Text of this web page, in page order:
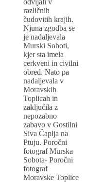
različnih
čudovitih krajih.
Njuna zgodba se
je nadaljevala
Murski Soboti,
kjer sta imela
cerkveni in civilni
obred. Nato pa
nadaljevala v
Moravskih
Toplicah in
zaključila z
nepozabno
zabavo v Gostilni
Siva Čaplja na
Ptuju. Poročni
fotograf Murska
Sobota- Poročni
fotograf
Moravske Toplice